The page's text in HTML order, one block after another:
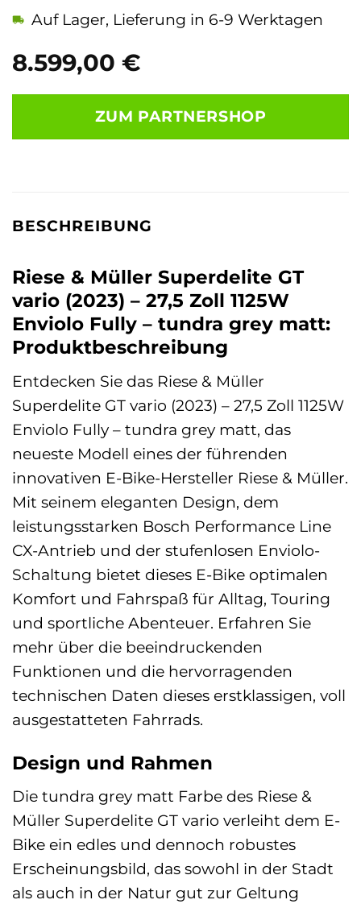
8.599,00 €
Auf Lager, Lieferung in 6-9 Werktagen
ZUM PARTNERSHOP
BESCHREIBUNG
Riese & Müller Superdelite GT
vario (2023) – 27,5 Zoll 1125W
Enviolo Fully – tundra grey matt:
Produktbeschreibung
Entdecken Sie das Riese & Müller
Superdelite GT vario (2023) – 27,5 Zoll 1125W
Enviolo Fully – tundra grey matt, das
neueste Modell eines der führenden
innovativen E-Bike-Hersteller Riese & Müller.
Mit seinem eleganten Design, dem
leistungsstarken Bosch Performance Line
CX-Antrieb und der stufenlosen Enviolo-
Schaltung bietet dieses E-Bike optimalen
Komfort und Fahrspaß für Alltag, Touring
und sportliche Abenteuer. Erfahren Sie
mehr über die beeindruckenden
Funktionen und die hervorragenden
technischen Daten dieses erstklassigen, voll
ausgestatteten Fahrrads.
Design und Rahmen
Die tundra grey matt Farbe des Riese &
Müller Superdelite GT vario verleiht dem E-
Bike ein edles und dennoch robustes
Erscheinungsbild, das sowohl in der Stadt
als auch in der Natur gut zur Geltung